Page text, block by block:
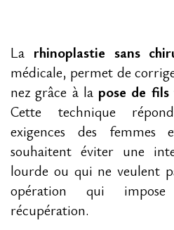
La rhinoplastie sans
médicale, permet de
nez grâce à la pose de fils
Cette technique
exigences des
souhaitent éviter une
lourde ou qui ne veulent
opération qui
récupération.